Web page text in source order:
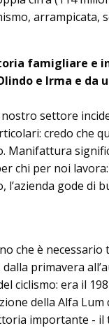
arrampicata,
famigliare e
e Irma e da
settore
credo che
Manifat­tu­ra
chi per noi
gode di
che è necessario
primavera
ciclismo: era il
della Alfa Lum
im­portante - il